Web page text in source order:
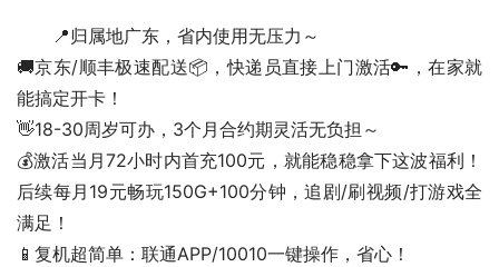
📍归属地广东，省内使用无压力～
🚚京东/顺丰极速配送📦，快递员直接上门激活🔑，在家就
能搞定开卡！
👋18-30周岁可办，3个月合约期灵活无负担～
💰激活当月72小时内首充100元，就能稳稳拿下这波福利！
后续每月19元畅玩150G+100分钟，追剧/刷视频/打游戏全
满足！
📱复机超简单：联通APP/10010一键操作，省心！